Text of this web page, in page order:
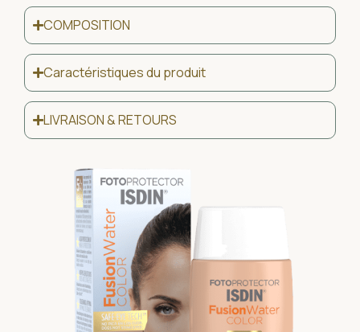
COMPOSITION
Caractéristiques du produit
LIVRAISON & RETOURS